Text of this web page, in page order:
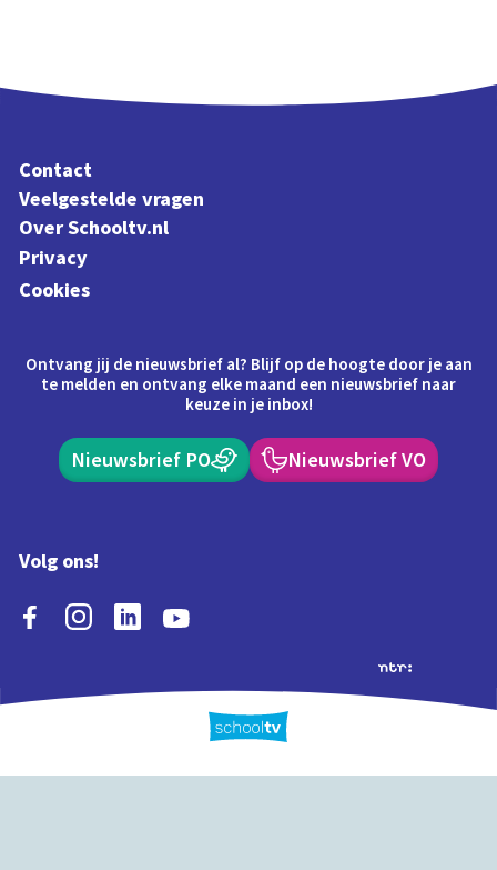
Contact
Veelgestelde vragen
Over Schooltv.nl
Privacy
Cookies
Ontvang jij de nieuwsbrief al? Blijf op de hoogte door je aan
te melden en ontvang elke maand een nieuwsbrief naar
keuze in je inbox!
Nieuwsbrief PO Nieuwsbrief VO
Volg ons!